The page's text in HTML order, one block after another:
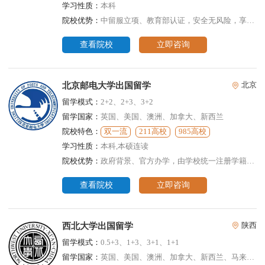
学习性质： 本科
院校优势： 中留服立项、教育部认证，安全无风险，享有优先录取的特殊待遇
查看院校 立即咨询
北京邮电大学出国留学 北京
留学模式： 2+2、2+3、3+2
留学国家： 英国、美国、澳洲、加拿大、新西兰
院校特色：
双一流 211高校
985高校
学习性质： 本科,本硕连读
院校优势： 政府背景、官方办学，由学校统一注册学籍、待遇与本校统招生相同
查看院校 立即咨询
西北大学出国留学 陕西
留学模式： 0.5+3、1+3、3+1、1+1
留学国家： 英国、美国、澳洲、加拿大、新西兰、马来西亚